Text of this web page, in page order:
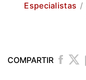
Especialistas
COMPARTIR